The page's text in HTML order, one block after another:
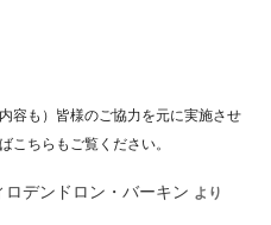
容も）皆様のご協力を元に実施させ
こちらもご覧ください。
デンドロン・バーキン より